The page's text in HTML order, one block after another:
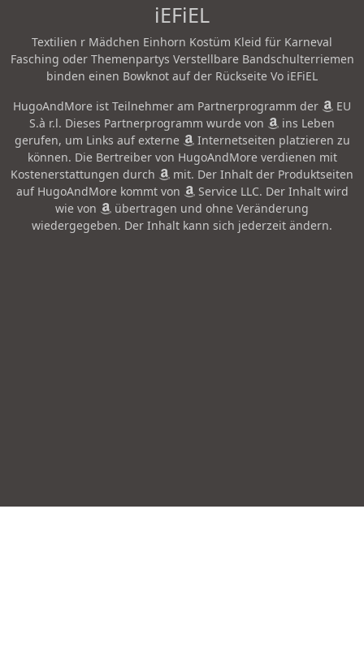
iEFiEL
Textilien r Mädchen Einhorn Kostüm Kleid für Karneval
Fasching oder Themenpartys Verstellbare Bandschulterriemen
binden einen Bowknot auf der Rückseite Vo iEFiEL
HugoAndMore ist Teilnehmer am Partnerprogramm der
EU
S.à r.l. Dieses Partnerprogramm wurde von
ins Leben
gerufen, um Links auf externe
Internetseiten platzieren zu
können. Die Bertreiber von HugoAndMore verdienen mit
Kostenerstattungen durch
mit. Der Inhalt der Produktseiten
auf HugoAndMore kommt von
Service LLC. Der Inhalt wird
wie von
übertragen und ohne Veränderung
wiedergegeben. Der Inhalt kann sich jederzeit ändern.